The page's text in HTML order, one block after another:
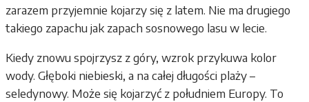
zarazem przyjemnie kojarzy się z latem. Nie ma drugiego
takiego zapachu jak zapach sosnowego lasu w lecie.
Kiedy znowu spojrzysz z góry, wzrok przykuwa kolor
wody. Głęboki niebieski, a na całej długości plaży –
seledynowy. Może się kojarzyć z południem Europy. To